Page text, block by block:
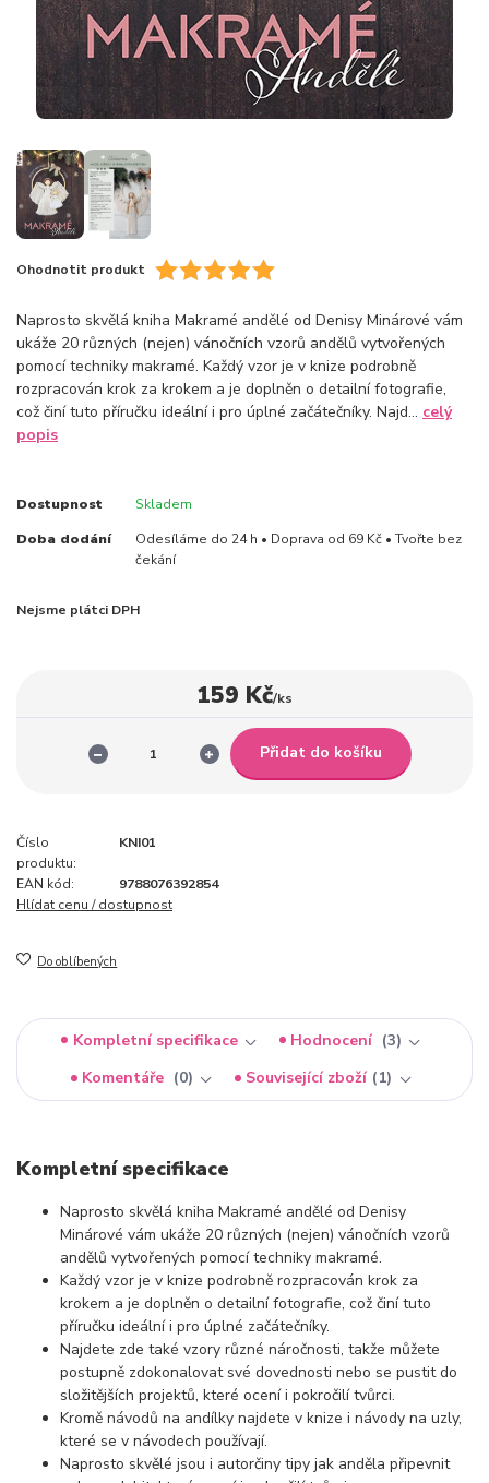
Ohodnotit produkt
Naprosto skvělá kniha Makramé andělé od Denisy Minárové vám
ukáže 20 různých (nejen) vánočních vzorů andělů vytvořených
pomocí techniky makramé. Každý vzor je v knize podrobně
rozpracován krok za krokem a je doplněn o detailní fotografie,
což činí tuto příručku ideální i pro úplné začátečníky. Najd... celý
popis
Dostupnost Skladem
Doba dodání
Odesíláme do 24 h • Doprava od 69 Kč • Tvořte bez
čekání
Nejsme plátci DPH
159 Kč/ks
Přidat do košíku
Číslo
produktu:
KNI01
EAN kód:
9788076392854
Hlídat cenu / dostupnost
Do oblíbených
Kompletní specifikace Hodnocení
3
Komentáře
0 Související zboží 1
Kompletní specifikace
Naprosto skvělá kniha Makramé andělé od Denisy
Minárové vám ukáže 20 různých (nejen) vánočních vzorů
andělů vytvořených pomocí techniky makramé.
Každý vzor je v knize podrobně rozpracován krok za
krokem a je doplněn o detailní fotografie, což činí tuto
příručku ideální i pro úplné začátečníky.
Najdete zde také vzory různé náročnosti, takže můžete
postupně zdokonalovat své dovednosti nebo se pustit do
složitějších projektů, které ocení i pokročilí tvůrci.
Kromě návodů na andílky najdete v knize i návody na uzly,
které se v návodech používají.
Naprosto skvělé jsou i autorčiny tipy jak anděla připevnit